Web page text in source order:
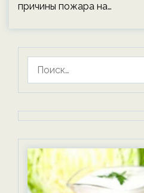
причины пожара на…